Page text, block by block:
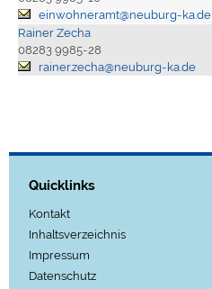
einwohneramt@neuburg-ka.de
Rainer Zecha
08283 9985-28
rainer.zecha@neuburg-ka.de
Quicklinks
Kontakt
Inhaltsverzeichnis
Impressum
Datenschutz